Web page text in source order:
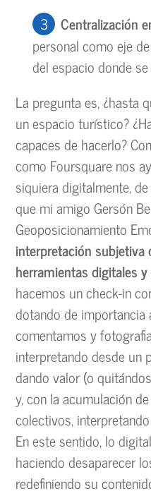
Centralización
personal como eje
del espacio donde
La pregunta es, ¿hasta
un espacio turístico?
capaces de hacerlo?
como Foursquare nos
siquiera digitalmente,
que mi amigo Gersón
Geoposicionamiento
interpretación subjetiva
herramientas digitales
hacemos un check-in
dotando de
comentamos y
interpretando desde un
dando valor (o
y, con la acumulación
colectivos,
En este sentido, lo
haciendo desaparecer
redefiniendo su